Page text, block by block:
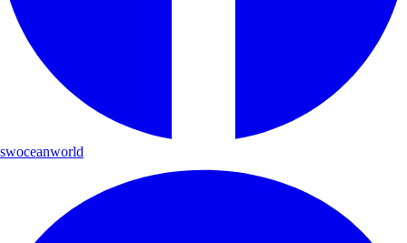
swoceanworld